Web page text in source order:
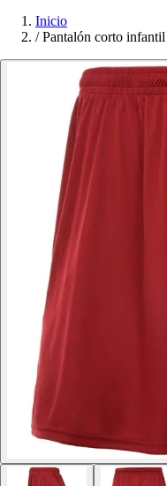
Inicio
/ Pantalón corto